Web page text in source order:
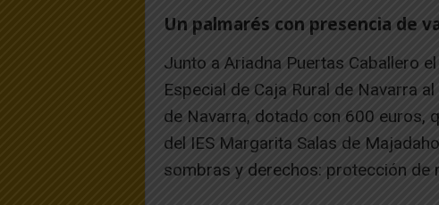
Un palmarés con presencia de
Junto a Ariadna Puertas Caballero
Especial de Caja Rural de Navarra
de Navarra, dotado con 600 euros,
del IES Margarita Salas de
sombras y derechos: protección de